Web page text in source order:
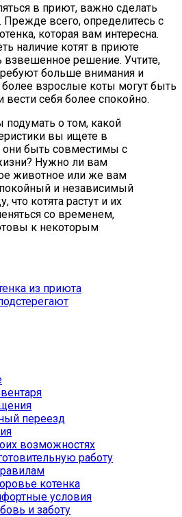
в приют, важно сделать
Прежде всего, определитесь с
которая вам интересна.
наличие котят в приюте
взвешенное решение. Учтите,
больше внимания и
взрослые коты могут быть
себя более спокойно.
о том, какой
вы ищете в
они быть совместимы с
Нужно ли вам
животное или же вам
и независимый
что котята растут и их
со временем,
к некоторым
из приюта
переезд
возможностях
работу
котенка
условия
и заботу